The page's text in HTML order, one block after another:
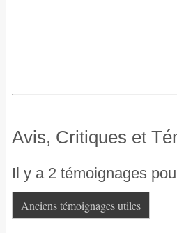
Avis, Critiques et
Il y a 2 témoignages
Anciens témoignages utiles